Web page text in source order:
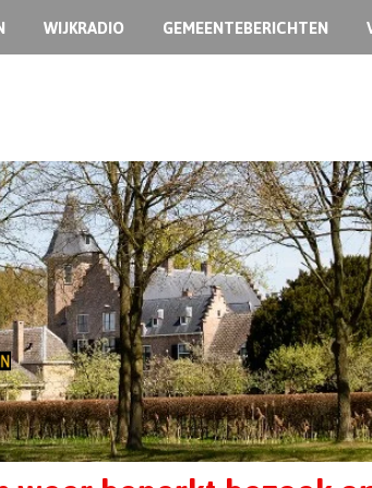
WIJKRADIO GEMEENTEBERICHTEN